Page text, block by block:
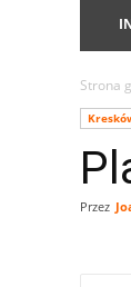
Strona
Przez